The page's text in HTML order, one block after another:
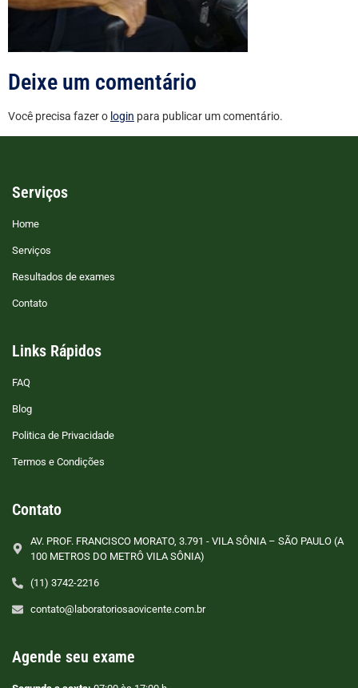
Deixe um comentário
Você precisa fazer o login para publicar um comentário.
Serviços
Home
Serviços
Resultados de exames
Contato
Links Rápidos
FAQ
Blog
Politica de Privacidade
Termos e Condições
Contato
AV. PROF. FRANCISCO MORATO, 3.791 - VILA SÔNIA – SÃO PAULO (A
100 METROS DO METRÔ VILA SÔNIA)
(11) 3742-2216
contato@laboratoriosaovicente.com.br
Agende seu exame